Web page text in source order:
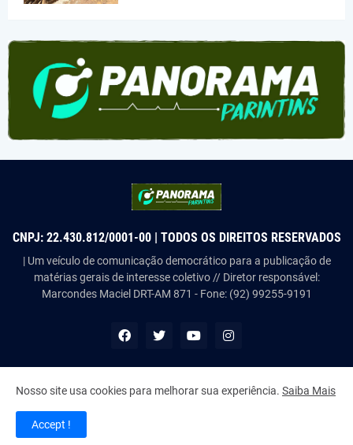
CNPJ: 22.430.812/0001-00 | TODOS OS DIREITOS RESERVADOS
| Um veículo de comunicação democrático para a publicação de
matérias gerais de interesse coletivo // Diretor responsável:
Marcondes Maciel DRT-AM 871 - Fone: (92) 99255-9191
Copyright © Panorama Parintins
Nosso site usa cookies para melhorar sua experiência. Saiba Mais
Accept !